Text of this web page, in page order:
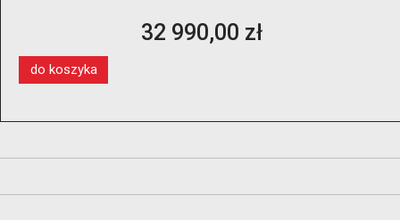
32 990,00 zł
do koszyka